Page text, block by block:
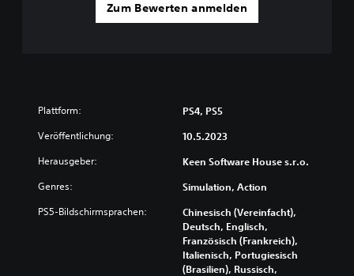
Zum Bewerten anmelden
Plattform: PS4, PS5
Veröffentlichung: 10.5.2023
Herausgeber: Keen Software House s.r.o.
Genres: Simulation, Action
PS5-Bildschirmsprachen:
Chinesisch (Vereinfacht),
Deutsch, Englisch,
Französisch (Frankreich),
Italienisch, Portugiesisch
(Brasilien), Russisch,